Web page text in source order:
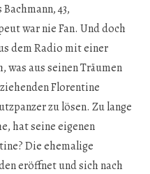
43,
war nie Fan. Und doch
dem Radio mit einer
was aus seinen Träumen
Florentine
zu lösen. Zu lange
hat seine eigenen
Die ehemalige
eröffnet und sich nach